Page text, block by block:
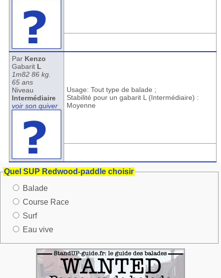
Par Kenzo
Gabarit L
1m82 86 kg.
65 ans
Niveau
Intermédiaire
voir son quiver
Usage: Tout type de balade ;
Stabilité pour un gabarit L (Intermédiaire) :
Moyenne
Quel SUP Redwood-paddle choisir
Balade
Course Race
Surf
Eau vive